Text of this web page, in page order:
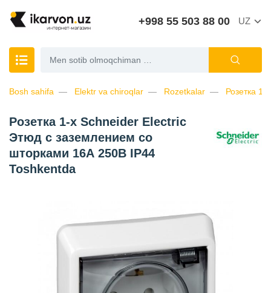
+998 55 503 88 00 UZ
Bosh sahifa Elektr va chiroqlar Rozetkalar Розетка
Розетка 1-х Schneider Electric
Этюд с заземлением со
шторками 16А 250В IP44
Toshkentda